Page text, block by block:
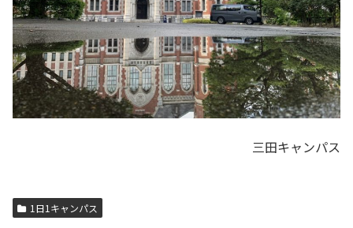
三田キャンパス
1日1キャンパス